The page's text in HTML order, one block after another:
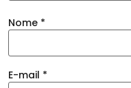
Nome *
E-mail *